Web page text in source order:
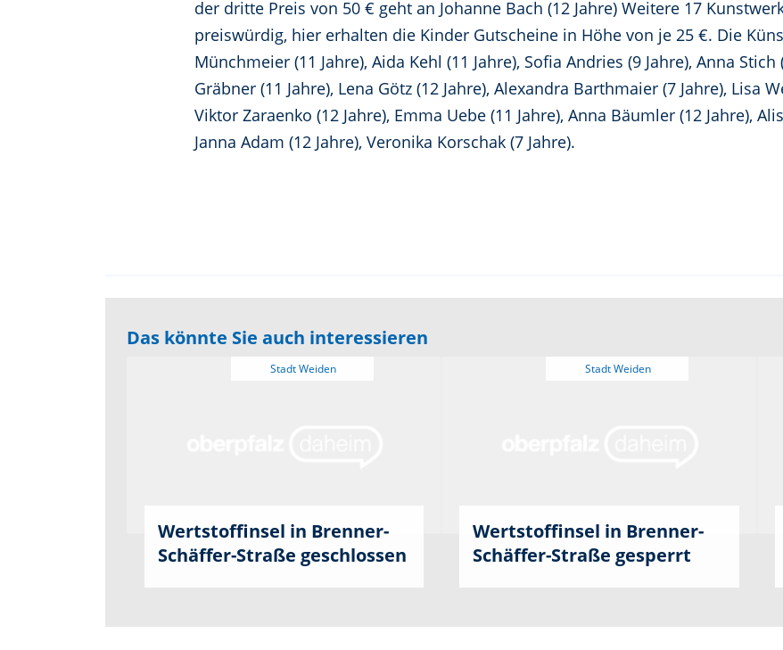
der dritte Preis von 50 € geht an Johanne Bach (12 Jahre) Weitere 17
preiswürdig, hier erhalten die Kinder Gutscheine in Höhe von je 25 €. Die
Münchmeier (11 Jahre), Aida Kehl (11 Jahre), Sofia Andries (9 Jahre), Anna
Gräbner (11 Jahre), Lena Götz (12 Jahre), Alexandra Barthmaier (7 Jahre), Lisa
Viktor Zaraenko (12 Jahre), Emma Uebe (11 Jahre), Anna Bäumler (12 Jahre),
Janna Adam (12 Jahre), Veronika Korschak (7 Jahre).
Das könnte Sie auch interessieren
Wertstoffinsel in Brenner-
Schäffer-Straße geschlossen
Wertstoffinsel in Brenner-
Schäffer-Straße gesperrt